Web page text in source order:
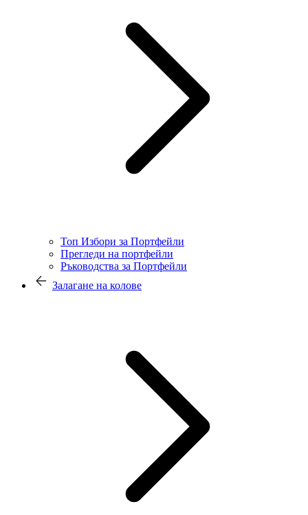
Топ Избори за Портфейли
Прегледи на портфейли
Ръководства за Портфейли
Залагане на колове